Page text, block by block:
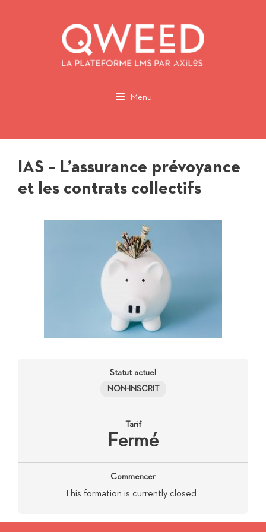
Menu
IAS – L’assurance prévoyance
et les contrats collectifs
Statut actuel
NON-INSCRIT
Tarif
Fermé
Commencer
This formation is currently closed